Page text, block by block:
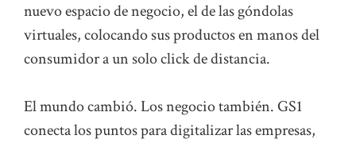
nuevo espacio de negocio, el de las góndolas
virtuales, colocando sus productos en manos del
consumidor a un solo click de distancia.
El mundo cambió. Los negocio también. GS1
conecta los puntos para digitalizar las empresas,